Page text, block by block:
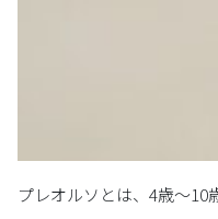
プレオルソとは、4歳～10